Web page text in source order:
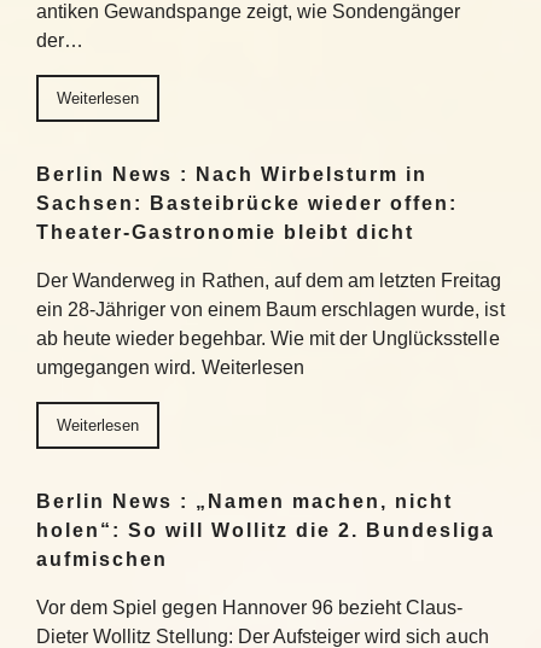
antiken Gewandspange zeigt, wie Sondengänger
der…
Weiterlesen
Berlin News : Nach Wirbelsturm in
Sachsen: Basteibrücke wieder offen:
Theater-Gastronomie bleibt dicht
Der Wanderweg in Rathen, auf dem am letzten Freitag
ein 28-Jähriger von einem Baum erschlagen wurde, ist
ab heute wieder begehbar. Wie mit der Unglücksstelle
umgegangen wird. Weiterlesen
Weiterlesen
Berlin News : „Namen machen, nicht
holen“: So will Wollitz die 2. Bundesliga
aufmischen
Vor dem Spiel gegen Hannover 96 bezieht Claus-
Dieter Wollitz Stellung: Der Aufsteiger wird sich auch